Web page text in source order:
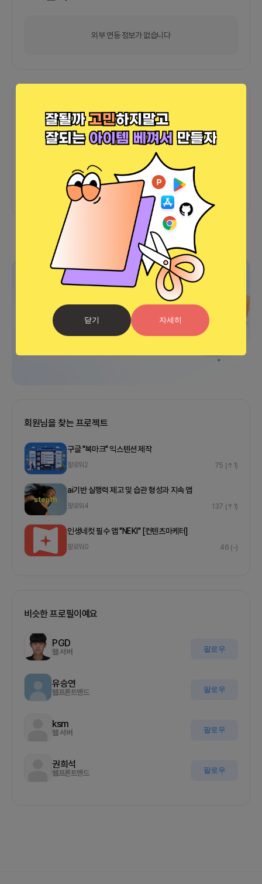
닫기 자세히
외부 연동 정보가 없습니다
커피챗 0 프로젝트 0 프로챗 0
아직 후기가 도착하지 않았습니다
회원님을 찾는 프로젝트
구글 "북마크" 익스텐션 제작
팔로워 2 75 (↑1)
ai기반 실행력 제고 및 습관 형성과 지속 앱
팔로워 4 137 (↑1)
인생네컷 필수 앱 "NEKI" [컨텐츠마케터]
팔로워 0 46 (-)
비슷한 프로필이예요
PGD
웹 서버 팔로우
유승연
웹프론트엔드 팔로우
ksm
웹 서버 팔로우
권희석
웹프론트엔드 팔로우